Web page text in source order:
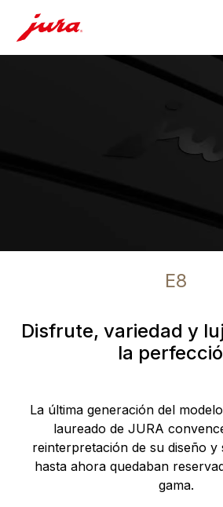
E8
Disfrute, variedad y
la
La última generación del
laureado de JURA
reinterpretación de su diseño y
hasta ahora quedaban
gama.